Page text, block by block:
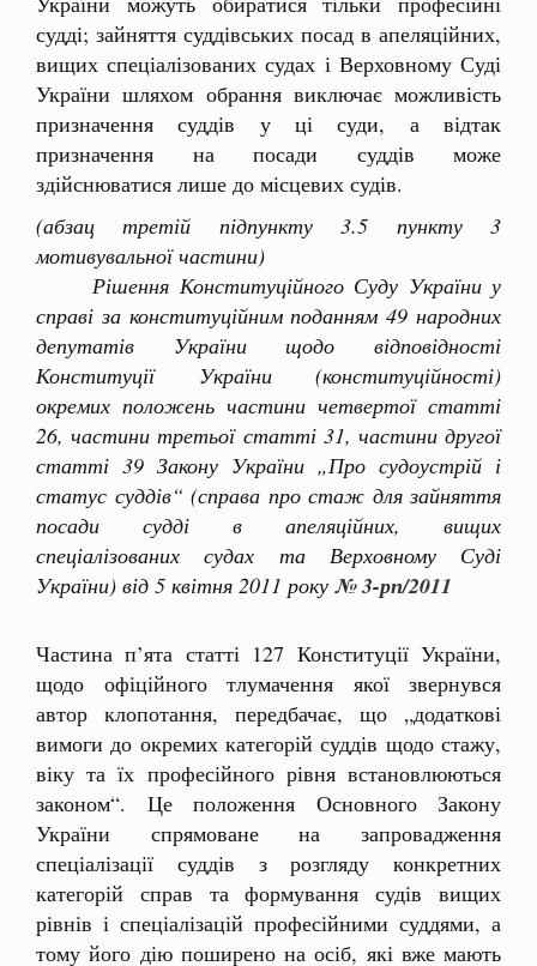
судді; зайняття суддівських посад в апеляційних,
вищих спеціалізованих судах і Верховному Суді
України шляхом обрання виключає можливість
призначення суддів у ці суди, а відтак
призначення на посади суддів може
здійснюватися лише до місцевих судів.
(абзац третій підпункту 3.5 пункту 3
мотивувальної частини)
Рішення Конституційного Суду України у
справі за конституційним поданням 49 народних
депутатів України щодо відповідності
Конституції України (конституційності)
окремих положень частини четвертої статті
26, частини третьої статті 31, частини другої
статті 39 Закону України „Про судоустрій і
статус суддів“ (справа про стаж для зайняття
посади судді в апеляційних, вищих
спеціалізованих судах та Верховному Суді
України) від 5 квітня 2011 року № 3-рп/2011
Частина п’ята статті 127 Конституції України,
щодо офіційного тлумачення якої звернувся
автор клопотання, передбачає, що „додаткові
вимоги до окремих категорій суддів щодо стажу,
віку та їх професійного рівня встановлюються
законом“. Це положення Основного Закону
України спрямоване на запровадження
спеціалізації суддів з розгляду конкретних
категорій справ та формування судів вищих
рівнів і спеціалізацій професійними суддями, а
тому його дію поширено на осіб, які вже мають